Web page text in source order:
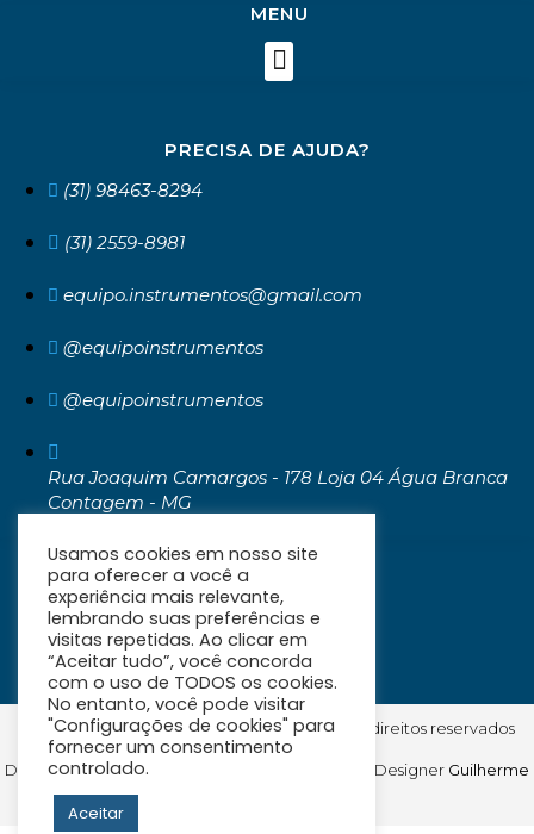
MENU
PRECISA DE AJUDA?
(31) 98463-8294
(31) 2559-8981
equipo.instrumentos@gmail.com
@equipoinstrumentos
@equipoinstrumentos
Rua Joaquim Camargos - 178 Loja 04 Água Branca
Contagem - MG
© Equipo Instrumentos de Medição. Todos os direitos reservados
Desenvolvido porArticon Agência Digital | Web Designer Guilherme
Usamos cookies em nosso site
para oferecer a você a
experiência mais relevante,
lembrando suas preferências e
visitas repetidas. Ao clicar em
“Aceitar tudo”, você concorda
com o uso de TODOS os cookies.
No entanto, você pode visitar
"Configurações de cookies" para
fornecer um consentimento
controlado.
Aceitar